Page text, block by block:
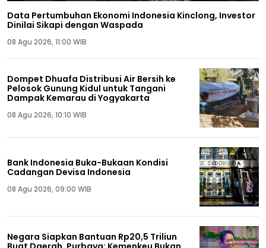
Data Pertumbuhan Ekonomi Indonesia Kinclong, Investor
Dinilai Sikapi dengan Waspada
08 Agu 2026, 11:00 WIB
Dompet Dhuafa Distribusi Air Bersih ke
Pelosok Gunung Kidul untuk Tangani
Dampak Kemarau di Yogyakarta
08 Agu 2026, 10:10 WIB
Bank Indonesia Buka-Bukaan Kondisi
Cadangan Devisa Indonesia
08 Agu 2026, 09:00 WIB
Negara Siapkan Bantuan Rp20,5 Triliun